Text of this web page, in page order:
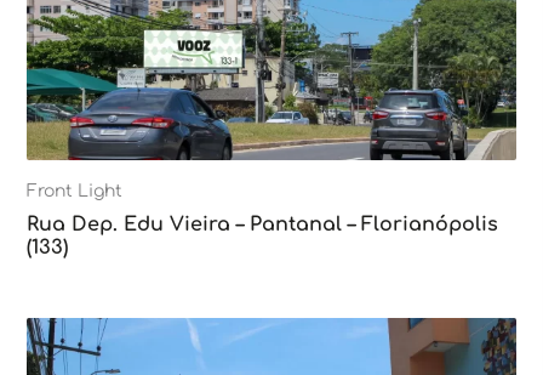
Front Light
Rua Dep. Edu Vieira – Pantanal – Florianópolis
(133)